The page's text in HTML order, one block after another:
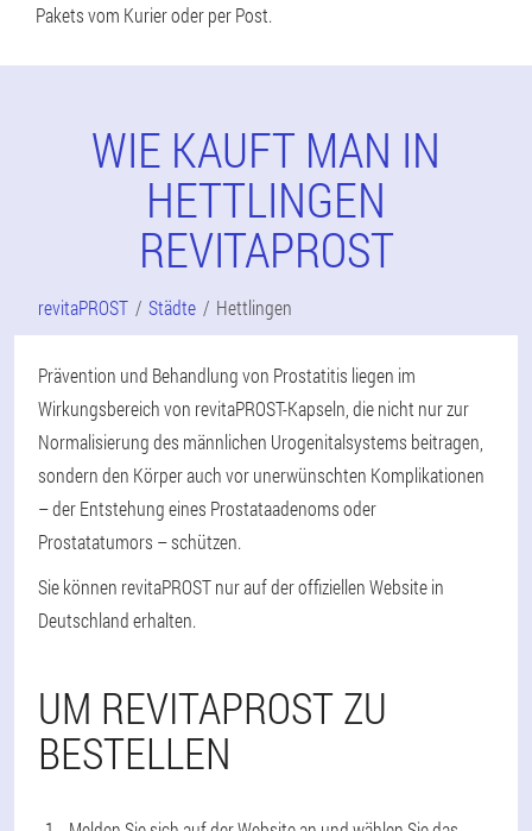
Pakets vom Kurier oder per Post.
WIE KAUFT MAN IN
HETTLINGEN
REVITAPROST
revitaPROST Städte Hettlingen
Prävention und Behandlung von Prostatitis liegen im
Wirkungsbereich von revitaPROST-Kapseln, die nicht nur zur
Normalisierung des männlichen Urogenitalsystems beitragen,
sondern den Körper auch vor unerwünschten Komplikationen
– der Entstehung eines Prostataadenoms oder
Prostatatumors – schützen.
Sie können revitaPROST nur auf der offiziellen Website in
Deutschland erhalten.
UM REVITAPROST ZU
BESTELLEN